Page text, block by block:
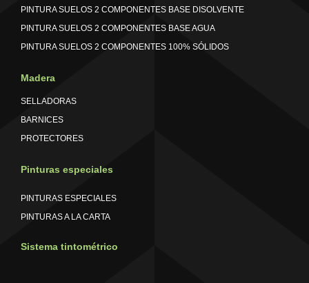
PINTURA SUELOS 2 COMPONENTES BASE DISOLVENTE
PINTURA SUELOS 2 COMPONENTES BASE AGUA
PINTURA SUELOS 2 COMPONENTES 100% SÓLIDOS
Madera
SELLADORAS
BARNICES
PROTECTORES
Pinturas especiales
PINTURAS ESPECIALES
PINTURAS A LA CARTA
Sistema tintométrico